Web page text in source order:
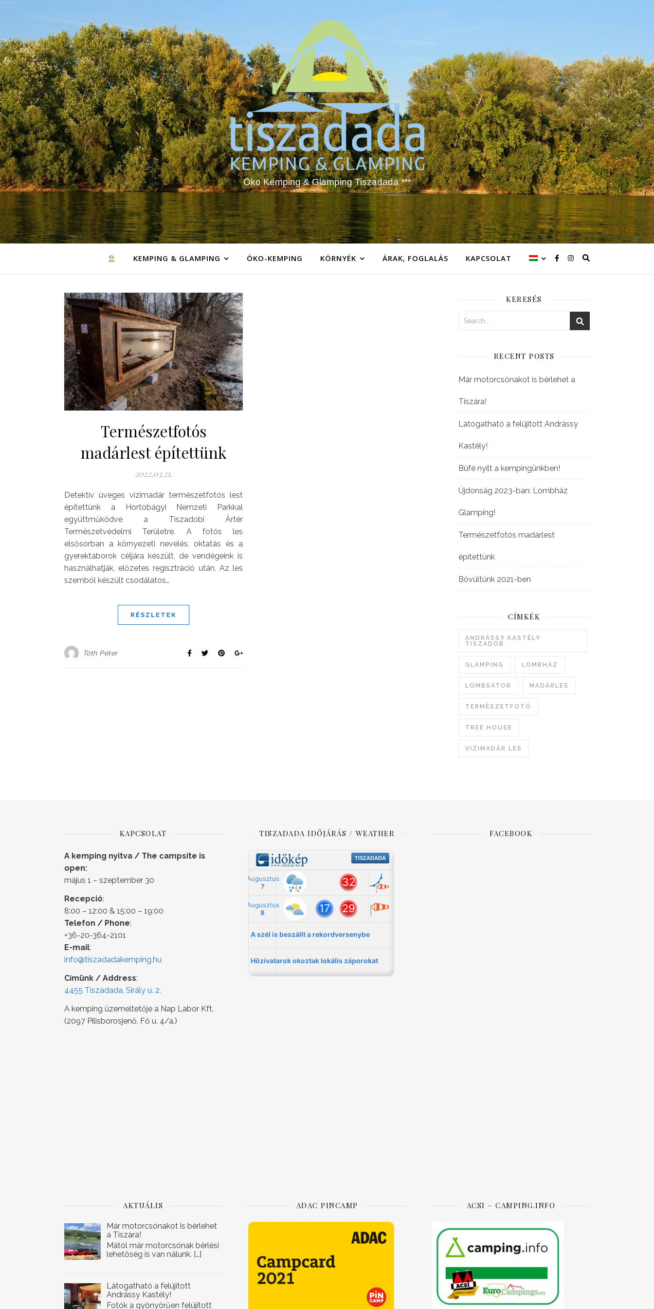
Öko Kemping & Glamping Tiszadada ***
KEMPING & GLAMPING ÖKO-KEMPING KÖRNYÉK ÁRAK, FOGLALÁS KAPCSOLAT
Természetfotós
madárlest építettünk
2022.03.21.
Detektív üveges vízimadár természetfotós lest
építettünk a Hortobágyi Nemzeti Parkkal
együttműködve a Tiszadobi Ártér
Természetvédelmi Területre. A fotós les
elsősorban a környezeti nevelés, oktatás és a
gyerektáborok céljára készült, de vendégeink is
használhatják, előzetes regisztráció után. Az les
szemből készült csodálatos…
RÉSZLETEK
Tóth Péter
KERESÉS
RECENT POSTS
Már motorcsónakot is bérlehet a
Tiszára!
Látogatható a felújított Andrássy
Kastély!
Büfé nyílt a kempingünkben!
Újdonság 2023-ban: Lombház
Glamping!
Természetfotós madárlest
építettünk
Bővültünk 2021-ben
CÍMKÉK
ANDRÁSSY KASTÉLY
TISZADOB
GLAMPING LOMBHÁZ
LOMBSÁTOR MADÁRLES
TERMÉSZETFOTÓ
TREE HOUSE
VIZIMADÁR LES
KAPCSOLAT
A kemping nyitva / The campsite is
open:
május 1 – szeptember 30
Recepció:
8:00 – 12:00 & 15:00 – 19:00
Telefon / Phone:
+36-20-364-2101
E-mail:
info@tiszadadakemping.hu
Címünk / Address:
4455 Tiszadada, Sirály u. 2.
A kemping üzemeltetője a Nap Labor Kft.
(2097 Pilisborosjenő, Fő u. 4/a.)
TISZADADA IDŐJÁRÁS / WEATHER FACEBOOK
AKTUÁLIS
Már motorcsónakot is bérlehet
a Tiszára!
Mától már motorcsónak bérlési
lehetőség is van nálunk. […]
Látogatható a felújított
Andrássy Kastély!
Fotók a gyönyörűen felújított
ADAC PINCAMP ACSI – CAMPING.INFO